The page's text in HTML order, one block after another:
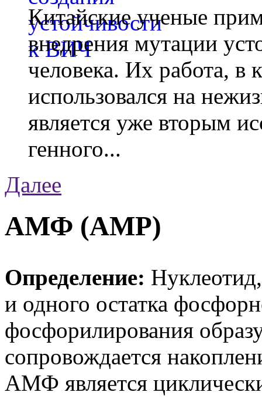
Китайские ученые
внедрения мутации
человека. Их работа, в
использовался на
является уже вторым
генного...
Далее
АМФ (AMP)
Определение:
и одного остатка
фосфорилирования
сопровождается
АМФ является